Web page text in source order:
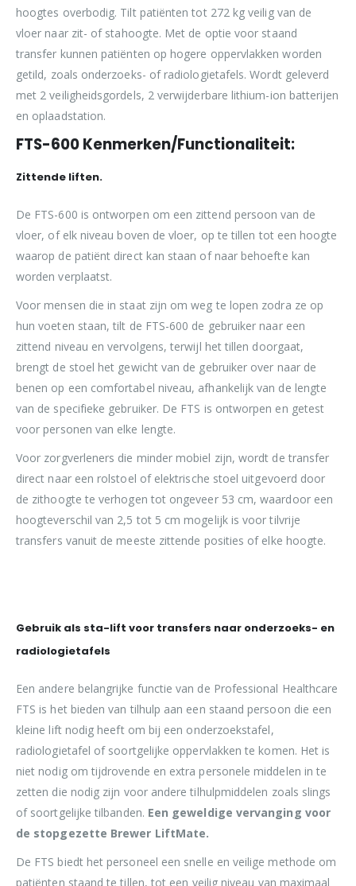
hoogtes overbodig. Tilt patiënten tot 272 kg veilig van de
vloer naar zit- of stahoogte. Met de optie voor staand
transfer kunnen patiënten op hogere oppervlakken worden
getild, zoals onderzoeks- of radiologietafels. Wordt geleverd
met 2 veiligheidsgordels, 2 verwijderbare lithium-ion batterijen
en oplaadstation.
FTS-600 Kenmerken/Functionaliteit:
Zittende liften.
De FTS-600 is ontworpen om een zittend persoon van de
vloer, of elk niveau boven de vloer, op te tillen tot een hoogte
waarop de patiënt direct kan staan of naar behoefte kan
worden verplaatst.
Voor mensen die in staat zijn om weg te lopen zodra ze op
hun voeten staan, tilt de FTS-600 de gebruiker naar een
zittend niveau en vervolgens, terwijl het tillen doorgaat,
brengt de stoel het gewicht van de gebruiker over naar de
benen op een comfortabel niveau, afhankelijk van de lengte
van de specifieke gebruiker. De FTS is ontworpen en getest
voor personen van elke lengte.
Voor zorgverleners die minder mobiel zijn, wordt de transfer
direct naar een rolstoel of elektrische stoel uitgevoerd door
de zithoogte te verhogen tot ongeveer 53 cm, waardoor een
hoogteverschil van 2,5 tot 5 cm mogelijk is voor tilvrije
transfers vanuit de meeste zittende posities of elke hoogte.
Gebruik als sta-lift voor transfers naar onderzoeks- en
radiologietafels
Een andere belangrijke functie van de Professional Healthcare
FTS is het bieden van tilhulp aan een staand persoon die een
kleine lift nodig heeft om bij een onderzoekstafel,
radiologietafel of soortgelijke oppervlakken te komen. Het is
niet nodig om tijdrovende en extra personele middelen in te
zetten die nodig zijn voor andere tilhulpmiddelen zoals slings
of soortgelijke tilbanden. Een geweldige vervanging voor
de stopgezette Brewer LiftMate.
De FTS biedt het personeel een snelle en veilige methode om
patiënten staand te tillen, tot een veilig niveau van maximaal